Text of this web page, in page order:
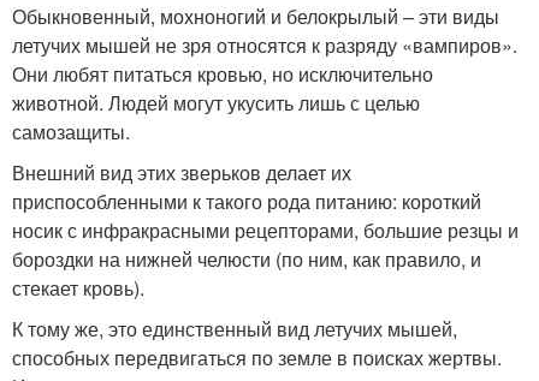
Обыкновенный, мохноногий и белокрылый – эти виды
летучих мышей не зря относятся к разряду «вампиров».
Они любят питаться кровью, но исключительно
животной. Людей могут укусить лишь с целью
самозащиты.
Внешний вид этих зверьков делает их
приспособленными к такого рода питанию: короткий
носик с инфракрасными рецепторами, большие резцы и
бороздки на нижней челюсти (по ним, как правило, и
стекает кровь).
К тому же, это единственный вид летучих мышей,
способных передвигаться по земле в поисках жертвы.